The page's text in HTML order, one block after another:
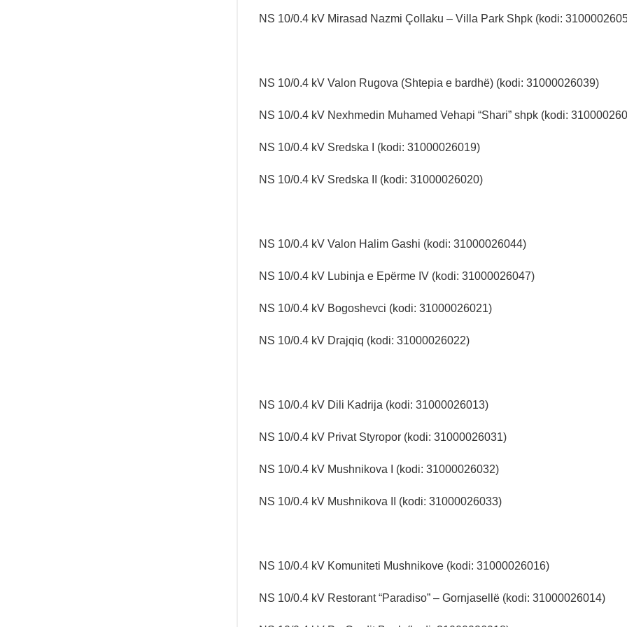
NS 10/0.4 kV Mirasad Nazmi Çollaku – Villa Park Shpk (kodi:
NS 10/0.4 kV Valon Rugova (Shtepia e bardhë) (kodi: 31000026039)
NS 10/0.4 kV Nexhmedin Muhamed Vehapi “Shari” shpk (kodi:
NS 10/0.4 kV Sredska I (kodi: 31000026019)
NS 10/0.4 kV Sredska II (kodi: 31000026020)
NS 10/0.4 kV Valon Halim Gashi (kodi: 31000026044)
NS 10/0.4 kV Lubinja e Epërme IV (kodi: 31000026047)
NS 10/0.4 kV Bogoshevci (kodi: 31000026021)
NS 10/0.4 kV Drajqiq (kodi: 31000026022)
NS 10/0.4 kV Dili Kadrija (kodi: 31000026013)
NS 10/0.4 kV Privat Styropor (kodi: 31000026031)
NS 10/0.4 kV Mushnikova I (kodi: 31000026032)
NS 10/0.4 kV Mushnikova II (kodi: 31000026033)
NS 10/0.4 kV Komuniteti Mushnikove (kodi: 31000026016)
NS 10/0.4 kV Restorant “Paradiso” – Gornjasellë (kodi: 31000026014)